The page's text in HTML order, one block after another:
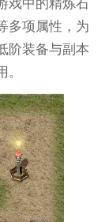
戏中的精炼石
多项属性，为
阶装备与副本